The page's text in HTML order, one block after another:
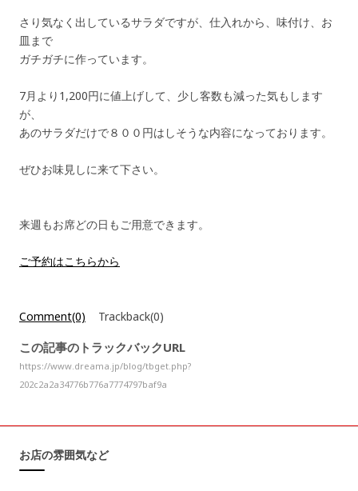
さり気なく出しているサラダですが、仕入れから、味付け、お
皿まで
ガチガチに作っています。
7月より1,200円に値上げして、少し客数も減った気もします
が、
あのサラダだけで８００円はしそうな内容になっております。
ぜひお味見しに来て下さい。
来週もお席どの日もご用意できます。
ご予約はこちらから
Comment(0) Trackback(0)
この記事のトラックバックURL
https://www.dreama.jp/blog/tbget.php?
202c2a2a34776b776a7774797baf9a
お店の雰囲気など